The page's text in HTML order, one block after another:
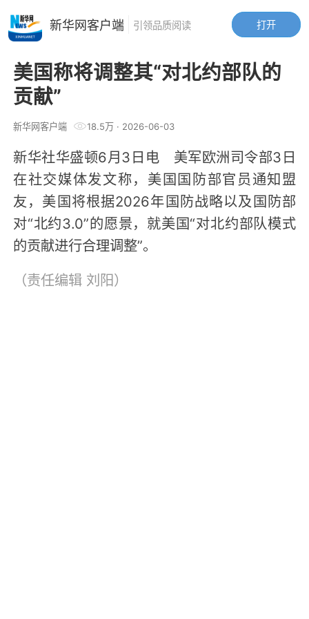
美国称将调整其“对北约部队的
贡献”
新华网客户端 18.5万· 2026-06-03
新华社华盛顿6月3日电 美军欧洲司令部3日
在社交媒体发文称，美国国防部官员通知盟
友，美国将根据2026年国防战略以及国防部
对“北约3.0”的愿景，就美国“对北约部队模式
的贡献进行合理调整”。
（责任编辑 刘阳）
打开
新华网客户端 引领品质阅读